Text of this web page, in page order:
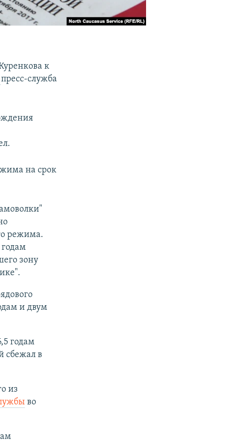
к
пресс-служба
на срок
режима.
зону
и двум
годам
сбежал в
из
во